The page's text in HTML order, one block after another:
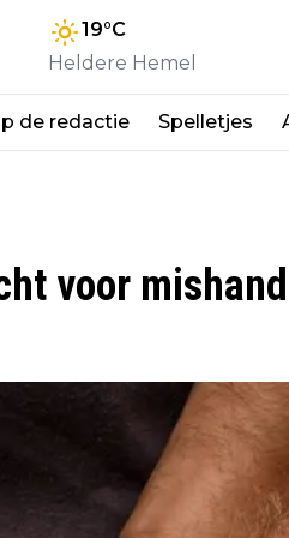
19°C
Heldere Hemel
de redactie Spelletjes
voor